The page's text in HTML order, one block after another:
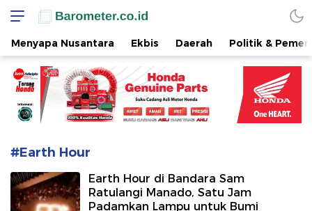
www.barometer.co.id
Berita Terkini di Sulawesi Utara
Menyapa Nusantara Ekbis Daerah Politik &
#Earth Hour
Earth Hour di Bandara Sam
Ratulangi Manado, Satu Jam
Padamkan Lampu untuk Bumi